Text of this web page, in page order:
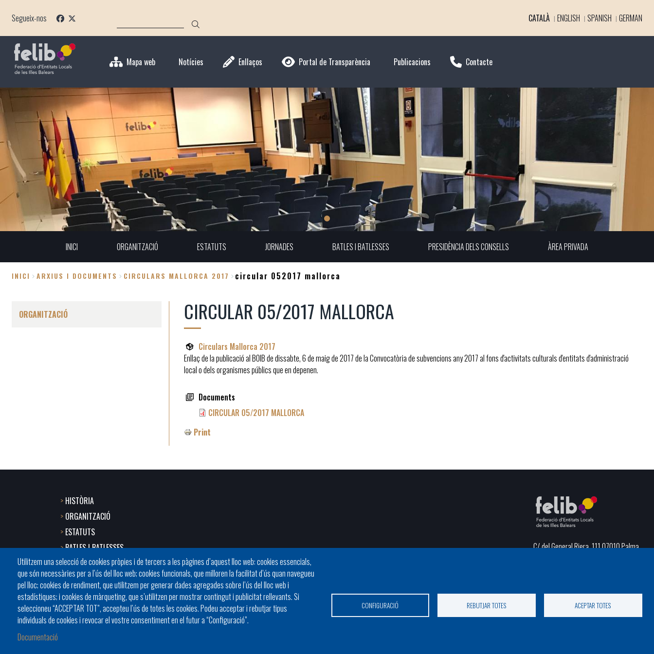
Segueix-nos CATALÀ ENGLISH SPANISH GERMAN
Mapa web Notícies Enllaços Portal de Transparència Publicacions Contacte
INICI ORGANITZACIÓ ESTATUTS JORNADES BATLES I BATLESSES PRESIDÈNCIA DELS CONSELLS ÀREA PRIVADA
d'Ariadna
INICI ARXIUS I DOCUMENTS CIRCULARS MALLORCA 2017 circular 052017 mallorca
ORGANITZACIÓ CIRCULAR 05/2017 MALLORCA
Circulars Mallorca 2017
Enllaç de la publicació al BOIB de dissabte, 6 de maig de 2017 de la Convocatòria de subvencions any 2017 al fons d'activitats culturals d'entitats d'administració
local o dels organismes públics que en depenen.
Documents
CIRCULAR 05/2017 MALLORCA
Print
Utilitzem una selecció de cookies pròpies i de tercers a les pàgines d’aquest lloc web: cookies essencials,
que són necessàries per a l’ús del lloc web; cookies funcionals, que milloren la facilitat d’ús quan navegueu
pel lloc; cookies de rendiment, que utilitzem per generar dades agregades sobre l’ús del lloc web i
estadístiques; i cookies de màrqueting, que s’utilitzen per mostrar contingut i publicitat rellevants. Si
seleccioneu “ACCEPTAR TOT”, accepteu l’ús de totes les cookies. Podeu acceptar i rebutjar tipus
individuals de cookies i revocar el vostre consentiment en el futur a “Configuració”.
Documentació
CONFIGURACIÓ REBUTJAR TOTES ACEPTAR TOTES
Footer
menu
1
-
Home
2
HISTÒRIA
ORGANITZACIÓ
ESTATUTS
BATLES I BATLESSES
JORNADES
PRESIDÈNCIA DELS CONSELLS
C/ del General Riera, 111 07010 Palma